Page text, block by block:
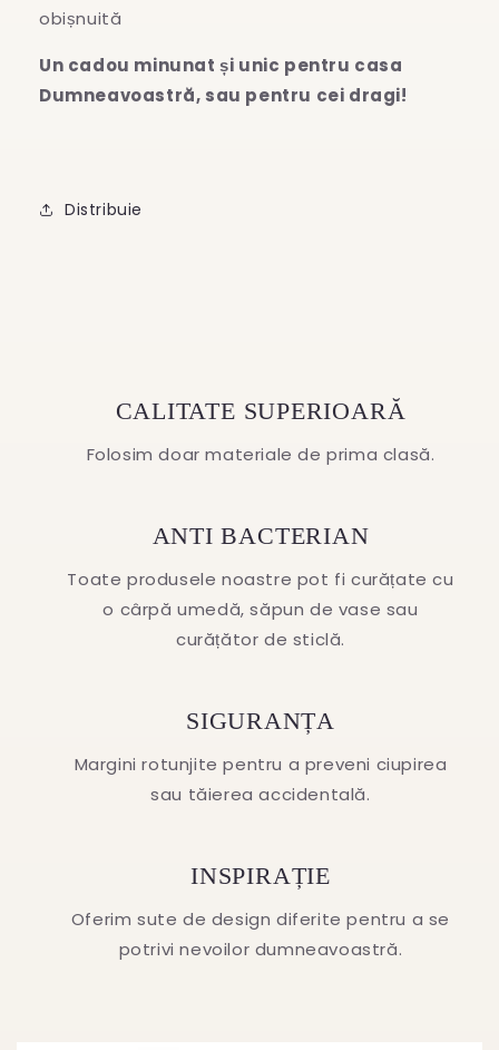
obișnuită
Un cadou minunat și unic pentru casa
Dumneavoastră, sau pentru cei dragi!
Distribuie
CALITATE SUPERIOARĂ
Folosim doar materiale de prima clasă.
ANTI BACTERIAN
Toate produsele noastre pot fi curățate cu
o cârpă umedă, săpun de vase sau
curățător de sticlă.
SIGURANȚA
Margini rotunjite pentru a preveni ciupirea
sau tăierea accidentală.
INSPIRAȚIE
Oferim sute de design diferite pentru a se
potrivi nevoilor dumneavoastră.